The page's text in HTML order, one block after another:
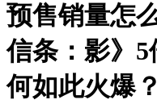
预售销量怎
信条：影》
何如此火爆？